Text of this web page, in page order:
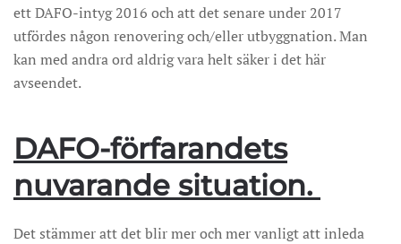
ett DAFO-intyg 2016 och att det senare under 2017
utfördes någon renovering och/eller utbyggnation. Man
kan med andra ord aldrig vara helt säker i det här
avseendet.
DAFO-förfarandets
nuvarande situation.
Det stämmer att det blir mer och mer vanligt att inleda